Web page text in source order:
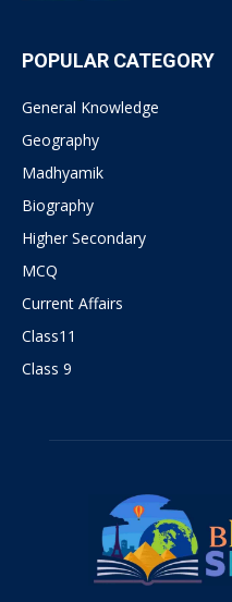
POPULAR CATEGORY
General Knowledge
Geography
Madhyamik
Biography
Higher Secondary
MCQ
Current Affairs
Class11
Class 9